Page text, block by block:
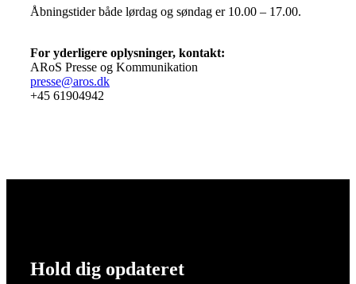
Åbningstider både lørdag og søndag er 10.00 – 17.00.
For yderligere oplysninger, kontakt:
ARoS Presse og Kommunikation
presse@aros.dk
+45 61904942
Hold dig opdateret